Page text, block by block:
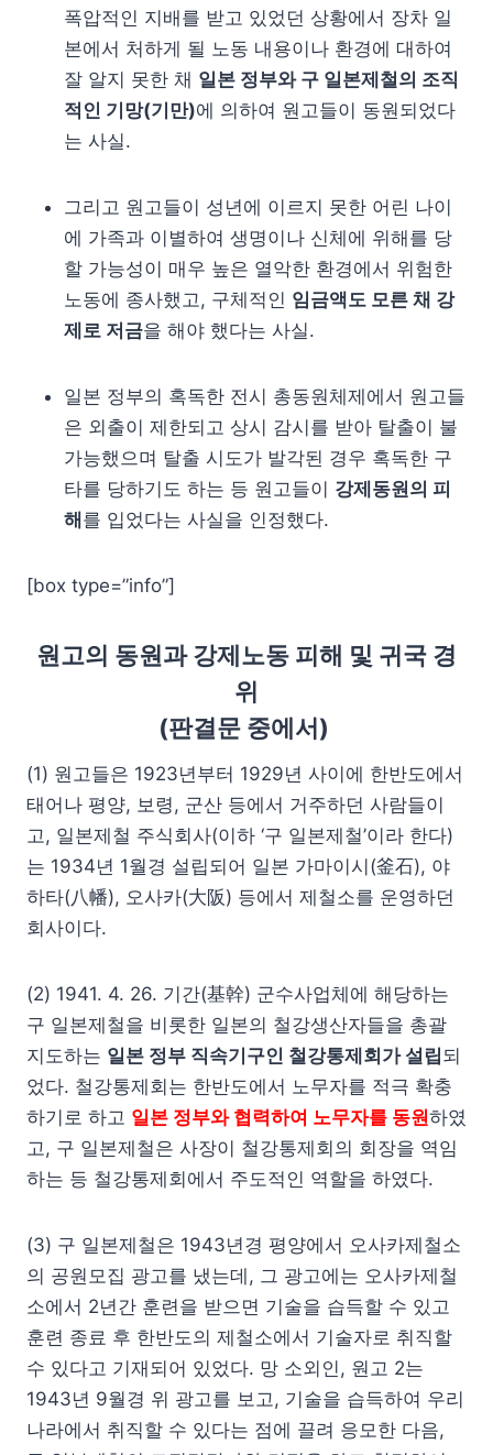
폭압적인 지배를 받고 있었던 상황에서 장차 일
본에서 처하게 될 노동 내용이나 환경에 대하여
잘 알지 못한 채 일본 정부와 구 일본제철의 조직
적인 기망(기만)에 의하여 원고들이 동원되었다
는 사실.
그리고 원고들이 성년에 이르지 못한 어린 나이
에 가족과 이별하여 생명이나 신체에 위해를 당
할 가능성이 매우 높은 열악한 환경에서 위험한
노동에 종사했고, 구체적인 임금액도 모른 채 강
제로 저금을 해야 했다는 사실.
일본 정부의 혹독한 전시 총동원체제에서 원고들
은 외출이 제한되고 상시 감시를 받아 탈출이 불
가능했으며 탈출 시도가 발각된 경우 혹독한 구
타를 당하기도 하는 등 원고들이 강제동원의 피
해 를 입었다는 사실을 인정했다.
[box type=”info”]
원고의 동원과 강제노동 피해 및 귀국 경
위
(판결문 중에서)
(1) 원고들은 1923년부터 1929년 사이에 한반도에서
태어나 평양, 보령, 군산 등에서 거주하던 사람들이
고, 일본제철 주식회사(이하 ‘구 일본제철’이라 한다)
는 1934년 1월경 설립되어 일본 가마이시(釜石), 야
하타(八幡), 오사카(大阪) 등에서 제철소를 운영하던
회사이다.
(2) 1941. 4. 26. 기간(基幹) 군수사업체에 해당하는
구 일본제철을 비롯한 일본의 철강생산자들을 총괄
지도하는 일본 정부 직속기구인 철강통제회가 설립되
었다. 철강통제회는 한반도에서 노무자를 적극 확충
하기로 하고 일본 정부와 협력하여 노무자를 동원하였
고, 구 일본제철은 사장이 철강통제회의 회장을 역임
하는 등 철강통제회에서 주도적인 역할을 하였다.
(3) 구 일본제철은 1943년경 평양에서 오사카제철소
의 공원모집 광고를 냈는데, 그 광고에는 오사카제철
소에서 2년간 훈련을 받으면 기술을 습득할 수 있고
훈련 종료 후 한반도의 제철소에서 기술자로 취직할
수 있다고 기재되어 있었다. 망 소외인, 원고 2는
1943년 9월경 위 광고를 보고, 기술을 습득하여 우리
나라에서 취직할 수 있다는 점에 끌려 응모한 다음,